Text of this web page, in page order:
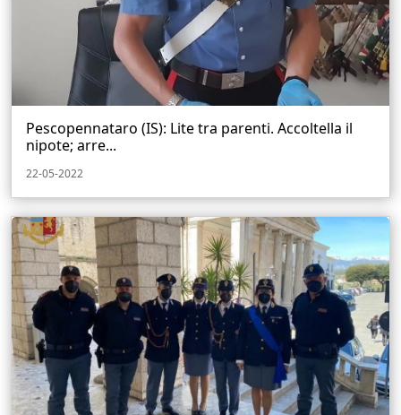
Pescopennataro (IS): Lite tra parenti. Accoltella il
nipote; arre...
22-05-2022